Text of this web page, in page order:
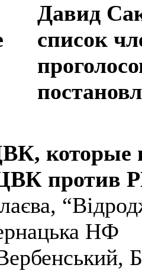
Давид
список
которые
ЦВК
НФ